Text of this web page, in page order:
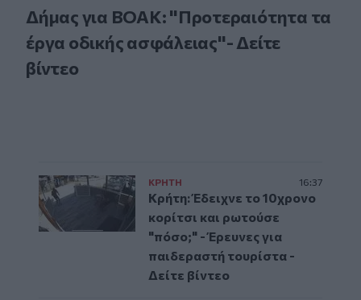
Δήμας για ΒΟΑΚ: "Προτεραιότητα τα
έργα οδικής ασφάλειας"- Δείτε
βίντεο
ΚΡΗΤΗ 16:37
Κρήτη: Έδειχνε το 10χρονο
κορίτσι και ρωτούσε
"πόσο;" - Έρευνες για
παιδεραστή τουρίστα -
Δείτε βίντεο